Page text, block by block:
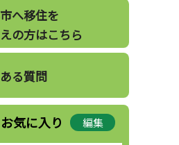
へ移住を
の方はこちら
る質問
お気に入り 編集